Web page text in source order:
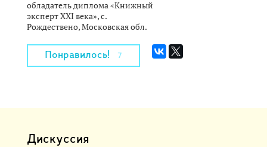
обладатель диплома «Книжный
эксперт XXI века», с.
Рождествено, Московская обл.
Понравилось! 7
Дискуссия